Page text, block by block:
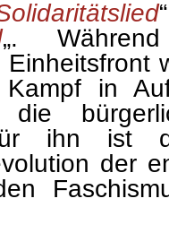
„.
Einheitsfront
in
ihn ist
der